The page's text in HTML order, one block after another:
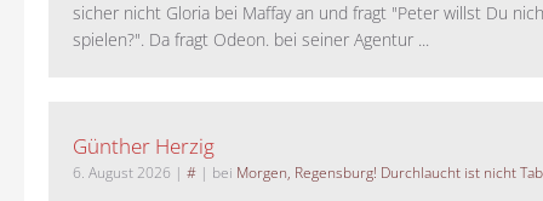
sicher nicht Gloria bei Maffay an und fragt "Peter willst Du
spielen?". Da fragt Odeon. bei seiner Agentur ...
Günther Herzig
6. August 2026 | # | bei Morgen, Regensburg! Durchlaucht ist nicht